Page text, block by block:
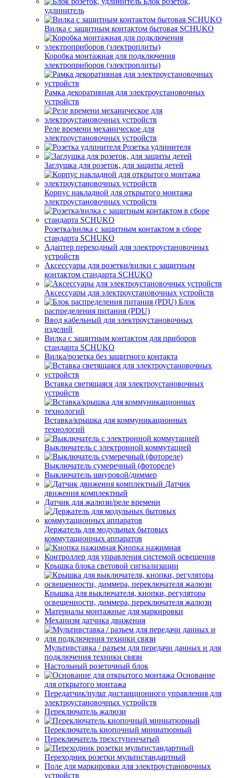
удлинитель
Вилка с защитным контактом бытовая SCHUKO
Коробка монтажная для подключения
электроприборов (электроплиты)
Рамка декоративная для электроустановочных
устройств
Реле времени механическое для
электроустановочных устройств
Розетка удлинителя
Заглушка для розеток, для защиты детей
Корпус накладной для открытого монтажа
электроустановочных устройств
Розетка/вилка с защитным контактом в сборе
стандарта SCHUKO
Адаптер переходный для электроустановочных
устройств
Аксессуары для розетки/вилки с защитным
контактом стандарта SCHUKO
Аксессуары для электроустановочных устройств
Блок
распределения питания (PDU)
Ввод кабельный для электроустановочных
изделий
Вилка с защитным контактом для приборов
стандарта SCHUKO
Вилка/розетка без защитного контакта
Вставка светящаяся для электроустановочных
устройств
Вставка/крышка для коммуникационных
технологий
Выключатель с электронной коммутацией
Выключатель сумеречный (фотореле)
Выключатель шнуровой/диммер
Датчик
движения комплектный
Датчик для жалюзи/реле времени
Держатель для модульных бытовых
коммутационных аппаратов
Кнопка нажимная
Контроллер для управления системой освещения
Крышка блока световой сигнализации
Крышка для выключателя, кнопки, регулятора
освещенности, диммера, переключателя жалюзи
Материалы монтажные для маркировки
Механизм датчика движения
Мультивставка / разъем для передачи данных и для
подключения техники связи
Настольный розеточный блок
Основание
для открытого монтажа
Передатчик/пульт дистанционного управления для
электроустановочных устройств
Переключатель жалюзи
Переключатель кнопочный миниатюрный
Переключатель трехступенчатый
Переходник розетки мультистандартный
Поле для маркировки для электроустановочных
устройств